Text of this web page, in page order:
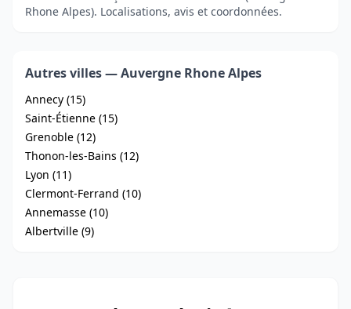
Rhone Alpes). Localisations, avis et coordonnées.
Autres villes — Auvergne Rhone Alpes
Annecy (15)
Saint-Étienne (15)
Grenoble (12)
Thonon-les-Bains (12)
Lyon (11)
Clermont-Ferrand (10)
Annemasse (10)
Albertville (9)